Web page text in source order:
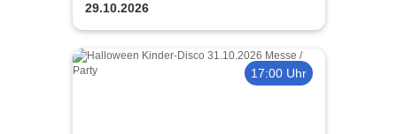
29.10.2026
17:00 Uhr